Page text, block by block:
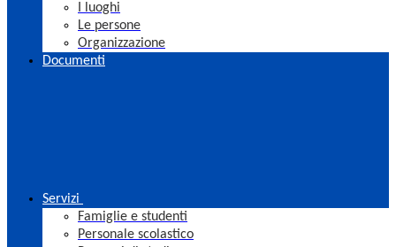
I luoghi
Le persone
Organizzazione
Documenti
Servizi
Famiglie e studenti
Personale scolastico